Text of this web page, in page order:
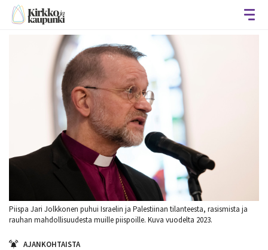
Piispa Jari Jolkkonen puhui Israelin ja Palestiinan tilanteesta, rasismista ja
rauhan mahdollisuudesta muille piispoille. Kuva vuodelta 2023.
AJANKOHTAISTA